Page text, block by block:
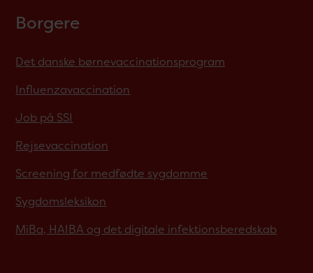
Borgere
Det danske børnevaccinationsprogram
Influenzavaccination
Job på SSI
Rejsevaccination
Screening for medfødte sygdomme
Sygdomsleksikon
MiBa, HAIBA og det digitale infektionsberedskab